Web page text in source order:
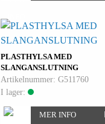
PLASTHYLSA MED
SLANGANSLUTNING
Artikelnummer: G511760
I lager:
MER INFO